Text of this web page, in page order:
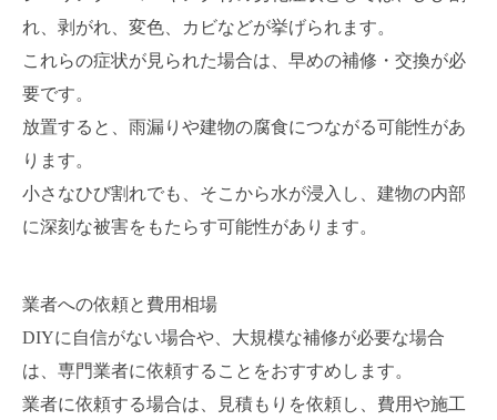
れ、剥がれ、変色、カビなどが挙げられます。
これらの症状が見られた場合は、早めの補修・交換が必
要です。
放置すると、雨漏りや建物の腐食につながる可能性があ
ります。
小さなひび割れでも、そこから水が浸入し、建物の内部
に深刻な被害をもたらす可能性があります。
業者への依頼と費用相場
DIYに自信がない場合や、大規模な補修が必要な場合
は、専門業者に依頼することをおすすめします。
業者に依頼する場合は、見積もりを依頼し、費用や施工